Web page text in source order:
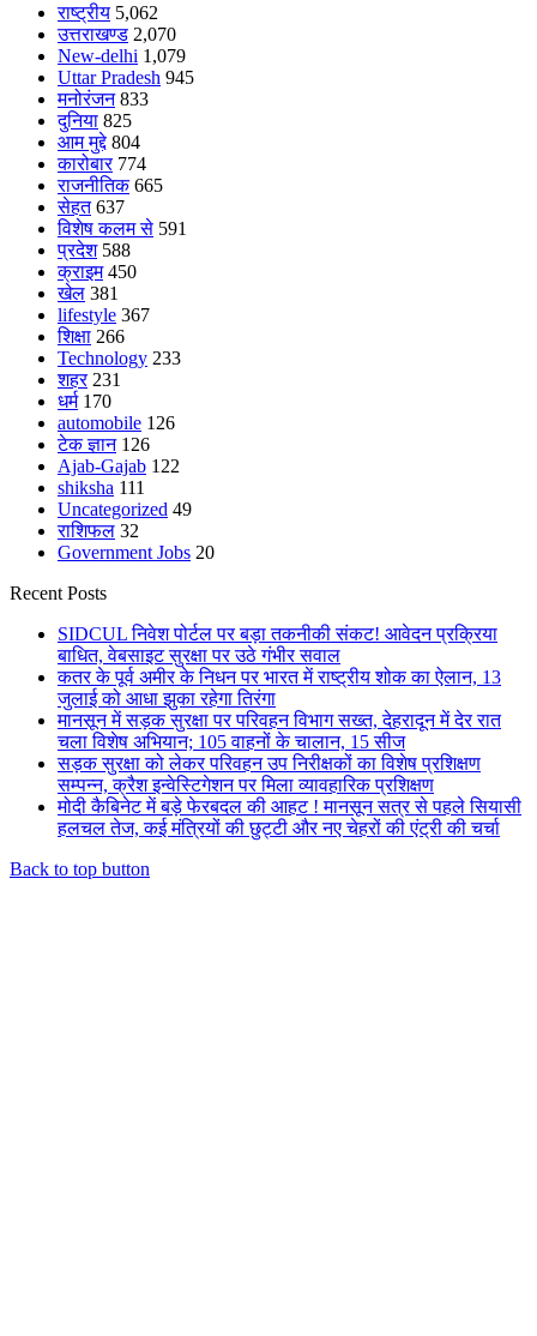
राष्ट्रीय 5,062
उत्तराखण्ड 2,070
New-delhi 1,079
Uttar Pradesh 945
मनोरंजन 833
दुनिया 825
आम मुद्दे 804
कारोबार 774
राजनीतिक 665
सेहत 637
विशेष कलम से 591
प्रदेश 588
क्राइम 450
खेल 381
lifestyle 367
शिक्षा 266
Technology 233
शहर 231
धर्म 170
automobile 126
टेक ज्ञान 126
Ajab-Gajab 122
shiksha 111
Uncategorized 49
राशिफल 32
Government Jobs 20
Recent Posts
SIDCUL निवेश पोर्टल पर बड़ा तकनीकी संकट! आवेदन प्रक्रिया
बाधित, वेबसाइट सुरक्षा पर उठे गंभीर सवाल
कतर के पूर्व अमीर के निधन पर भारत में राष्ट्रीय शोक का ऐलान, 13
जुलाई को आधा झुका रहेगा तिरंगा
मानसून में सड़क सुरक्षा पर परिवहन विभाग सख्त, देहरादून में देर रात
चला विशेष अभियान; 105 वाहनों के चालान, 15 सीज
सड़क सुरक्षा को लेकर परिवहन उप निरीक्षकों का विशेष प्रशिक्षण
सम्पन्न, क्रैश इन्वेस्टिगेशन पर मिला व्यावहारिक प्रशिक्षण
मोदी कैबिनेट में बड़े फेरबदल की आहट ! मानसून सत्र से पहले सियासी
हलचल तेज, कई मंत्रियों की छुट्टी और नए चेहरों की एंट्री की चर्चा
Back to top button